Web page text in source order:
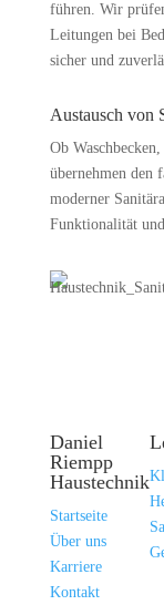
führen. Wir
Leitungen bei
sicher und
Austausch von
Ob
übernehmen den
moderner
Funktionalität
Daniel
Riempp
Haustechnik
Startseite
Über uns
Karriere
Kontakt